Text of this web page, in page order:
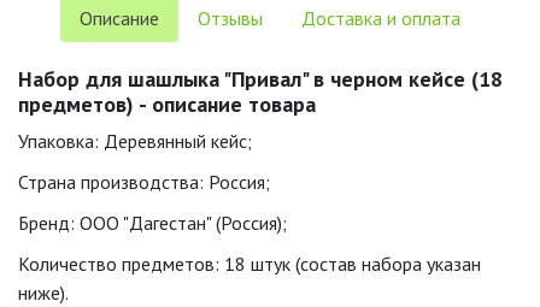
Описание Отзывы Доставка и оплата
Набор для шашлыка "Привал" в черном кейсе (18
предметов) - описание товара
Упаковка: Деревянный кейс;
Страна производства: Россия;
Бренд: ООО "Дагестан" (Россия);
Количество предметов: 18 штук (состав набора указан
ниже).